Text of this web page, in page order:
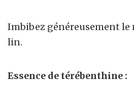
Imbibez généreusement le
lin.
Essence de térébenthine :